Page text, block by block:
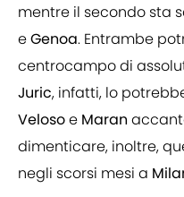
mentre il secondo sta
eGenoa. Entrambe
centrocampo di
Juric, infatti, lo
Velosoe Maran
dimenticare, inoltre,
negli scorsi mesi a